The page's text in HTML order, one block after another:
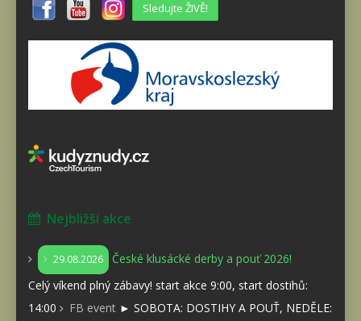
Sledujte ŽIVĚ!
Nejbližší akce
29.08.2026
České klusácké derby a pouť 2026!
Celý víkend plný zábavy! start akce 9:00, start dostihů:
14:00
FB event ► SOBOTA: DOSTIHY A POUŤ, NEDĚLE: